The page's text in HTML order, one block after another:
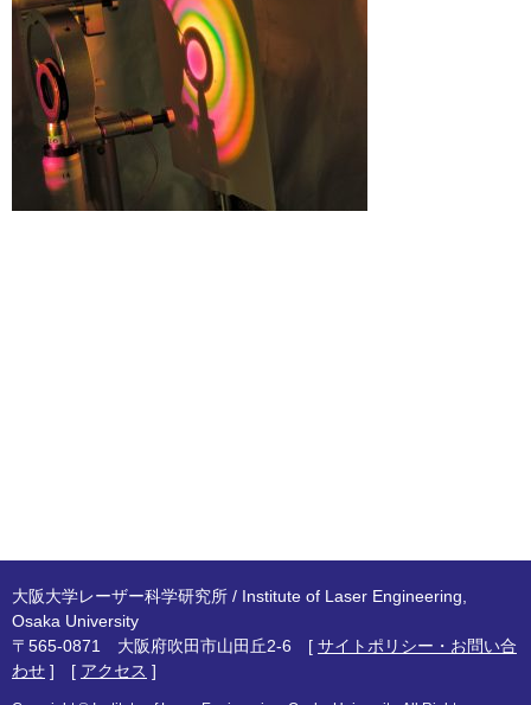
大阪大学レーザー科学研究所 / Institute of Laser Engineering,
Osaka University
〒565-0871 大阪府吹田市山田丘2-6 [ サイトポリシー・お問い合
わせ ] [ アクセス ]